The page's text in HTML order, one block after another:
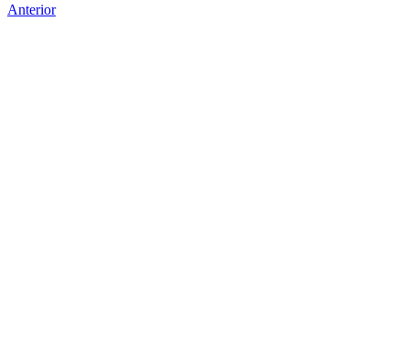
Anterior